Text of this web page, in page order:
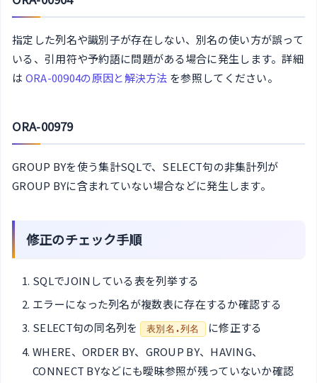
指定した列名や識別子が存在しない、別名の使い方が誤って
いる、引用符や予約語に問題がある場合に発生します。詳細
は ORA-00904の原因と解決方法 を参照してください。
ORA-00979
GROUP BYを使う集計SQLで、SELECT句の非集計列が
GROUP BYに含まれていない場合などに発生します。
修正のチェック手順
SQLでJOINしている表を列挙する
エラーになった列名が複数表に存在するか確認する
SELECT句の同名列を
表別名.列名
に修正する
WHERE、ORDER BY、GROUP BY、HAVING、
CONNECT BYなどにも曖昧参照が残っていないか確認